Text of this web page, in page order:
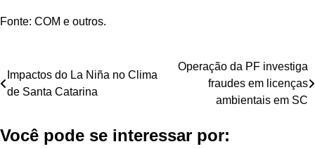
Fonte: COM e outros.
Navegação
de
Impactos do La Niña no Clima
de Santa Catarina
Operação da PF investiga
fraudes em licenças
ambientais em SC
Você pode se interessar por: